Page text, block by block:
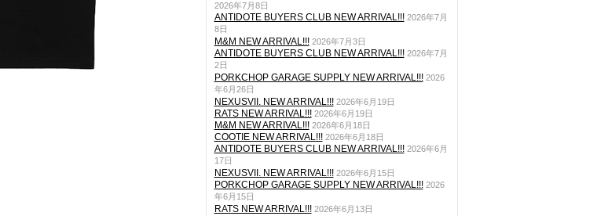
2026年7月8日
ANTIDOTE BUYERS CLUB NEW ARRIVAL!!! 2026年7月
8日
M&M NEW ARRIVAL!!! 2026年7月3日
ANTIDOTE BUYERS CLUB NEW ARRIVAL!!! 2026年7月
2日
PORKCHOP GARAGE SUPPLY NEW ARRIVAL!!! 2026
年6月26日
NEXUSVII. NEW ARRIVAL!!! 2026年6月19日
RATS NEW ARRIVAL!!! 2026年6月19日
M&M NEW ARRIVAL!!! 2026年6月18日
COOTIE NEW ARRIVAL!!! 2026年6月18日
ANTIDOTE BUYERS CLUB NEW ARRIVAL!!! 2026年6月
17日
NEXUSVII. NEW ARRIVAL!!! 2026年6月15日
PORKCHOP GARAGE SUPPLY NEW ARRIVAL!!! 2026
年6月15日
RATS NEW ARRIVAL!!! 2026年6月13日